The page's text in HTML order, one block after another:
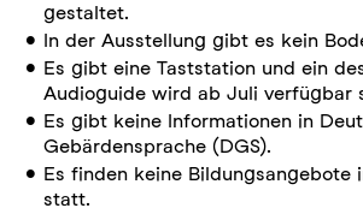
gestaltet.
In der Ausstellung gibt es kein
Es gibt eine Taststation und ein
Audioguide wird ab Juli verfügbar
Es gibt keine Informationen in
Gebärdensprache (DGS).
Es finden keine Bildungsangebote
statt.